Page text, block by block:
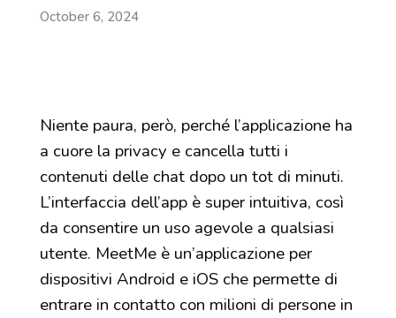
October 6, 2024
Niente paura, però, perché l’applicazione ha
a cuore la privacy e cancella tutti i
contenuti delle chat dopo un tot di minuti.
L’interfaccia dell’app è super intuitiva, così
da consentire un uso agevole a qualsiasi
utente. MeetMe è un’applicazione per
dispositivi Android e iOS che permette di
entrare in contatto con milioni di persone in